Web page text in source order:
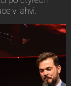
v lahvi.